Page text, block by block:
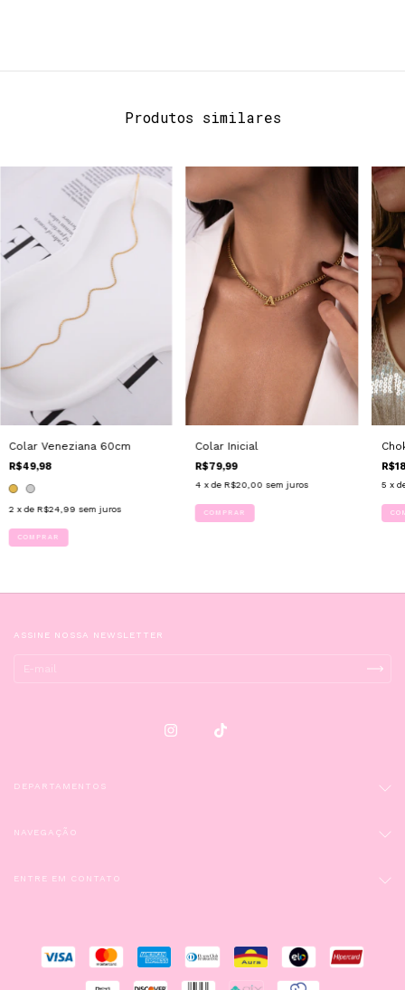
Produtos similares
Colar Veneziana 60cm
R$49,98
2 x de R$24,99 sem juros
COMPRAR
Colar Inicial
R$79,99
4 x de R$20,00 sem juros
COMPRAR
5 x
ASSINE NOSSA NEWSLETTER
DEPARTAMENTOS
NAVEGAÇÃO
ENTRE EM CONTATO